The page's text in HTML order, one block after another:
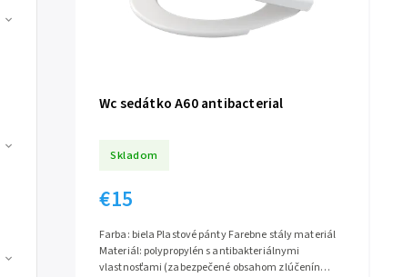
Wc sedátko A60 antibacterial
Skladom
€15
Farba: biela Plastové pánty Farebne stály materiál
Materiál: polypropylén s antibakteriálnymi
vlastnosťami (zabezpečené obsahom zlúčenín